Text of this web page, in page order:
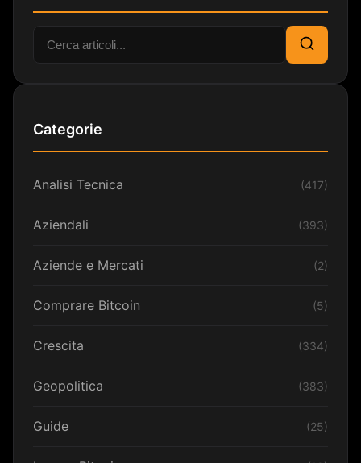
Cerca:
Cerca
Categorie
Analisi Tecnica (417)
Aziendali (393)
Aziende e Mercati (2)
Comprare Bitcoin (5)
Crescita (334)
Geopolitica (383)
Guide (25)